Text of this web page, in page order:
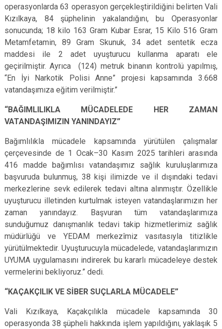
operasyonlarda 63 operasyon gerçekleştirildiğini belirten Vali
Kızılkaya, 84 şüphelinin yakalandığını, bu Operasyonlar
sonucunda; 18 kilo 163 Gram Kubar Esrar, 15 Kilo 516 Gram
Metamfetamin, 89 Gram Skunuk, 34 adet sentetik ecza
maddesi ile 2 adet uyuşturucu kullanma aparatı ele
geçirilmiştir. Ayrıca (124) metruk binanın kontrolü yapılmış,
“En İyi Narkotik Polisi Anne” projesi kapsamında 3.668
vatandaşımıza eğitim verilmiştir.”
“BAĞIMLILIKLA MÜCADELEDE HER ZAMAN
VATANDAŞIMIZIN YANINDAYIZ”
Bağımlılıkla mücadele kapsamında yürütülen çalışmalar
çerçevesinde de 1 Ocak–30 Kasım 2025 tarihleri arasında
416 madde bağımlısı vatandaşımız sağlık kuruluşlarımıza
başvuruda bulunmuş, 38 kişi ilimizde ve il dışındaki tedavi
merkezlerine sevk edilerek tedavi altına alınmıştır. Özellikle
uyuşturucu illetinden kurtulmak isteyen vatandaşlarımızın her
zaman yanındayız. Başvuran tüm vatandaşlarımıza
sunduğumuz danışmanlık tedavi takip hizmetlerimiz sağlık
müdürlüğü ve YEDAM merkezîmiz vasıtasıyla titizlikle
yürütülmektedir. Uyuşturucuyla mücadelede, vatandaşlarımızın
UYUMA uygulamasını indirerek bu kararlı mücadeleye destek
vermelerini bekliyoruz.” dedi.
“KAÇAKÇILIK VE SİBER SUÇLARLA MÜCADELE”
Vali Kızılkaya, Kaçakçılıkla mücadele kapsamında 30
operasyonda 38 şüpheli hakkında işlem yapıldığını, yaklaşık 5